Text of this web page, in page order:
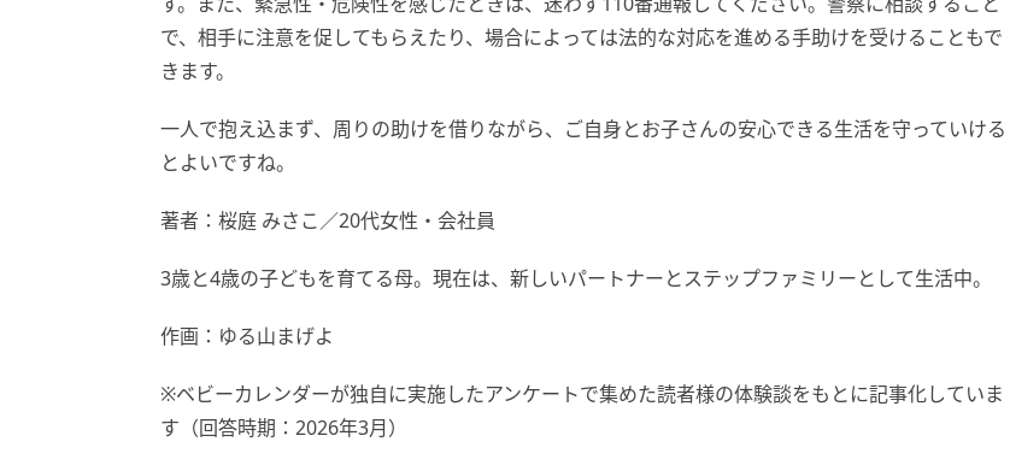
で、相手に注意を促してもらえたり、場合によっては法的な対応を進める手助けを受けることもで
きます。
一人で抱え込まず、周りの助けを借りながら、ご自身とお子さんの安心できる生活を守っていける
とよいですね。
著者：桜庭 みさこ／20代女性・会社員
3歳と4歳の子どもを育てる母。現在は、新しいパートナーとステップファミリーとして生活中。
作画：ゆる山まげよ
※ベビーカレンダーが独自に実施したアンケートで集めた読者様の体験談をもとに記事化していま
す（回答時期：2026年3月）